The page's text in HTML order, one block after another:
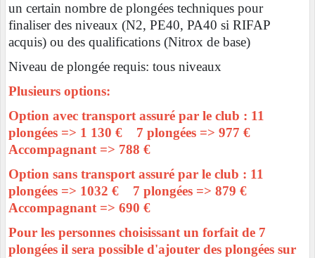
un certain nombre de plongées techniques pour
finaliser des niveaux (N2, PE40, PA40 si RIFAP
acquis) ou des qualifications (Nitrox de base)
Niveau de plongée requis: tous niveaux
Plusieurs options:
Option avec transport assuré par le club : 11
plongées => 1 130 € 7 plongées => 977 €
Accompagnant => 788 €
Option sans transport assuré par le club : 11
plongées => 1032 € 7 plongées => 879 €
Accompagnant => 690 €
Pour les personnes choisissant un forfait de 7
plongées il sera possible d'ajouter des plongées sur